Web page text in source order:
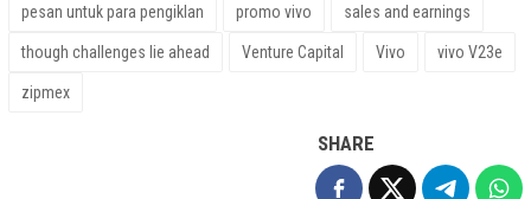
pesan untuk para pengiklan promo vivo sales and earnings
though challenges lie ahead Venture Capital Vivo vivo V23e
zipmex
SHARE